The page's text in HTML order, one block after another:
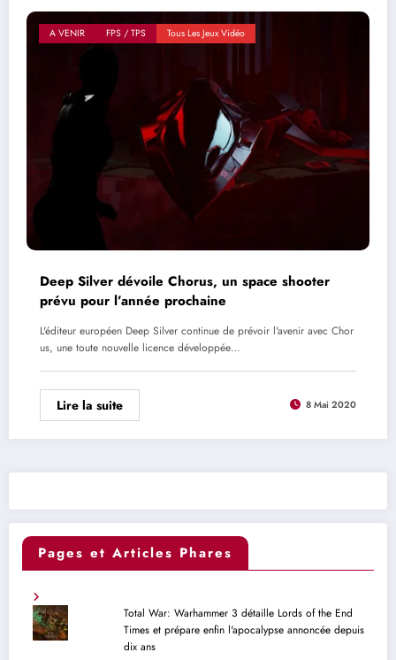
A VENIR FPS / TPS Tous Les Jeux Vidéo
Deep Silver dévoile Chorus, un space shooter
prévu pour l’année prochaine
L'éditeur européen Deep Silver continue de prévoir l'avenir avec Chor
us, une toute nouvelle licence développée…
Lire la suite 8 Mai 2020
Pages et Articles Phares
Total War: Warhammer 3 détaille Lords of the End
Times et prépare enfin l'apocalypse annoncée depuis
dix ans